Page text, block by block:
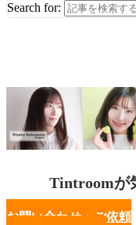
Search for:
Tintroomが
お問い合わせ・ご依頼